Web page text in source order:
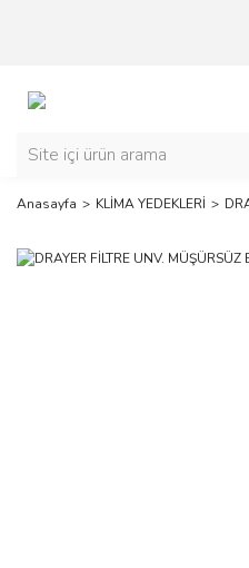
Anasayfa KLİMA YEDEKLERİ